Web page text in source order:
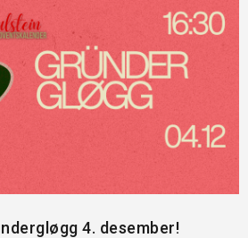
4. desember!